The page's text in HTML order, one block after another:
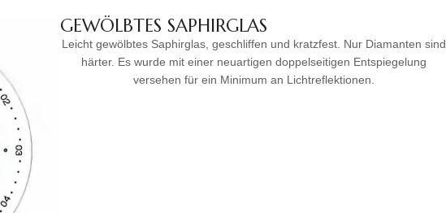
GEWÖLBTES SAPHIRGLAS
Leicht gewölbtes Saphirglas, geschliffen und kratzfest. Nur Diamanten sind
härter. Es wurde mit einer neuartigen doppelseitigen Entspiegelung
versehen für ein Minimum an Lichtreflektionen.